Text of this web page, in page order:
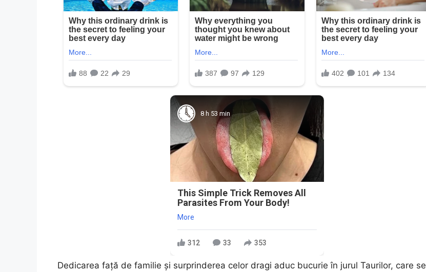
8 h 53 min
This Simple Trick Removes All
Parasites From Your Body!
More
312 33 353
Dedicarea față de familie și surprinderea celor dragi aduc bucurie în jurul Taurilor, care se